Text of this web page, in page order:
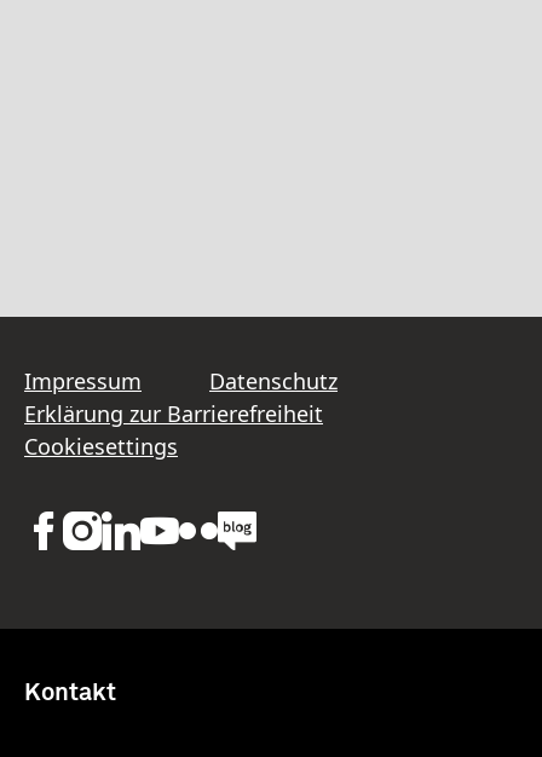
Impressum
Datenschutz
Erklärung zur Barrierefreiheit
Cookiesettings
Kontakt